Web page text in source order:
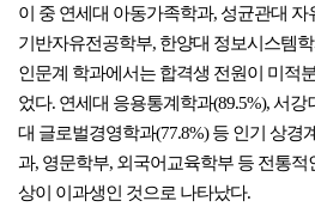
이 중 연세대 아동가족학과, 성균관대
기반자유전공학부, 한양대 정보시스템
인문계 학과에서는 합격생 전원이 미적
었다. 연세대 응용통계학과(89.5%), 서강
대 글로벌경영학과(77.8%) 등 인기 상경
과, 영문학부, 외국어교육학부 등 전통적
상이 이과생인 것으로 나타났다.